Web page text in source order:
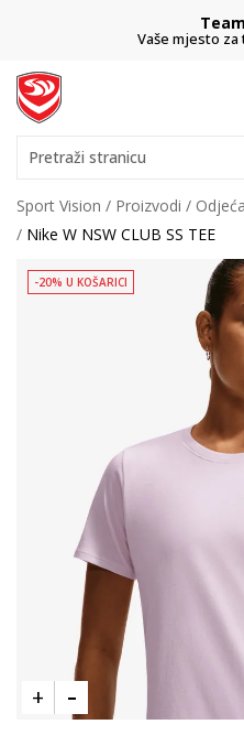
Vaše mjesto
Pretraži stranicu
Sport Vision Proizvodi Odjeća
Nike W NSW CLUB SS TEE
-20% U KOŠARICI